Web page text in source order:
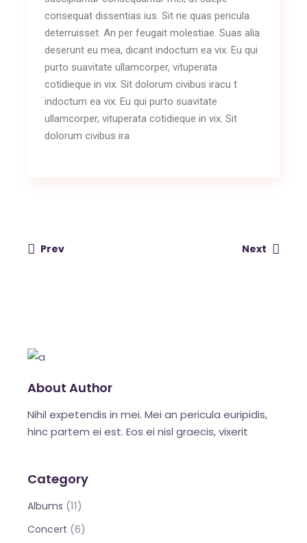
consequat dissentias ius. Sit ne quas pericula
deterruisset. An per feugait molestiae. Suas alia
deserunt eu mea, dicant indoctum ea vix. Eu qui
purto suavitate ullamcorper, vituperata
cotidieque in vix. Sit dolorum civibus iracu t
indoctum ea vix. Eu qui purto suavitate
ullamcorper, vituperata cotidieque in vix. Sit
dolorum civibus ira
Prev Next
About Author
Nihil expetendis in mei. Mei an pericula euripidis,
hinc partem ei est. Eos ei nisl graecis, vixerit
Category
Albums (11)
Concert (6)